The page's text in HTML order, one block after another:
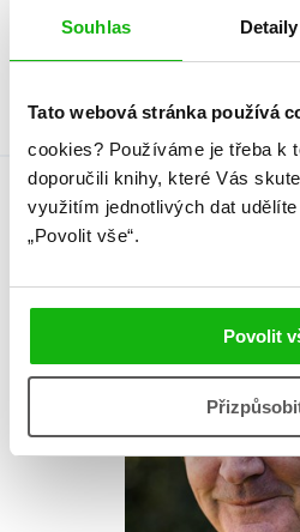
Souhlas Detaily
Tato webová stránka používá
cookies? Používáme je třeba k
doporučili knihy, které Vás
využitím jednotlivých dat
„Povolit vše“.
Povolit
Vazba
Autor